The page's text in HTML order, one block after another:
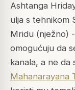
Ashtanga
ulja s tehnikom
Mridu (nježno)
omogućuju da
kanala, a ne
Mahanarayana